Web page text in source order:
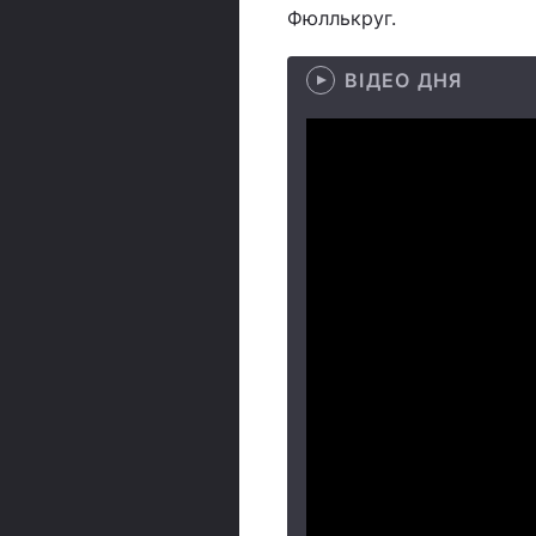
Фюллькруг.
ВІДЕО ДНЯ